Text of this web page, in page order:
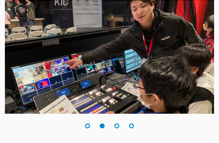
Spain
Sweden
Chinese Taipei
Turkey
UAE